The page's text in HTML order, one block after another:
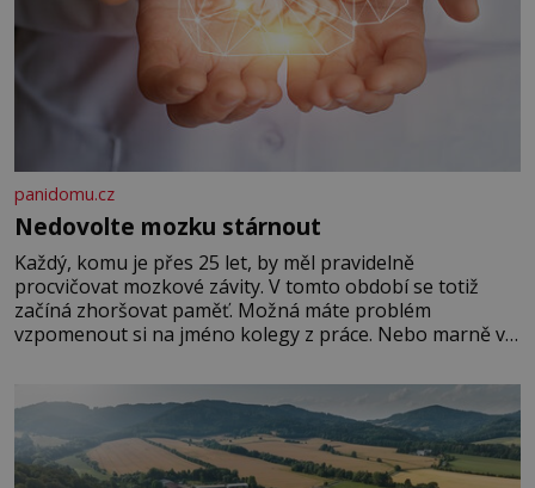
panidomu.cz
Nedovolte mozku stárnout
Každý, komu je přes 25 let, by měl pravidelně
procvičovat mozkové závity. V tomto období se totiž
začíná zhoršovat paměť. Možná máte problém
vzpomenout si na jméno kolegy z práce. Nebo marně v
Je to opravdu tak, s věkem jako kdyby se paměť
rozhodla stávkovat. Cvičte